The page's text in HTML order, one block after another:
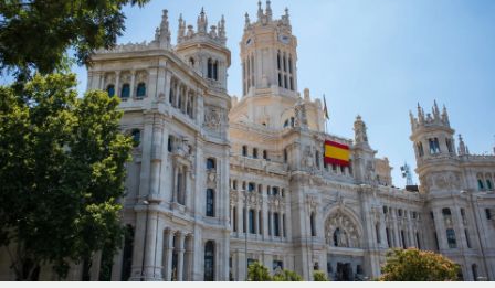
복잡한 고용 업무를 아웃소싱
인프라
Remote 통합
HR을 워크플로에 매끄럽게 통합
플랫폼
팀을 위한 통합된 핵심 HR 기능
연결
새로운
스타트업
성장하는 기업을 위한 민첩한 글로벌 HR 및 급여 솔루션
중견기업
맞춤형 HR 솔루션으로 팀 확장
엔터프라이즈
대기업을 위한 글로벌 HR
REMOTE 파트너 되기
REMOTE와 함께 배우기
리서치 및 가이드
사례 연구
HR 용어집
체크리스트 및 템플릿
직무 설명 라이브러리
Français
Deutsch
Español
Italiano
Português (Portugal)